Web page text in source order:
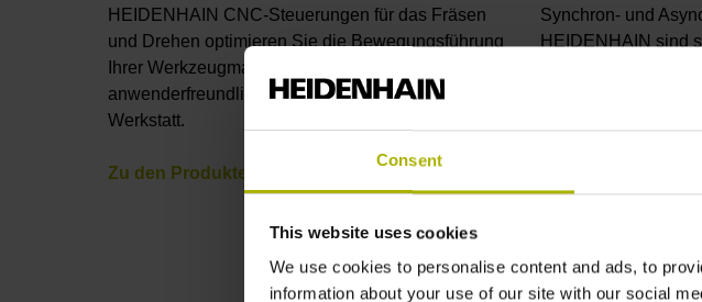
Consent
This website uses cookies
We use cookies to personalise content and ads, to
information about your use of our site with our social
HEIDENHAIN CNC-Steuerungen für das Fräsen
und Drehen optimieren Sie die Bewegungsführung
Ihrer Werkzeugmaschinen und machen sie zum
anwenderfreundlichen Arbeitsplatz in der
Werkstatt.
Zu den Produkten
Synchron- und
HEIDENHAIN sind